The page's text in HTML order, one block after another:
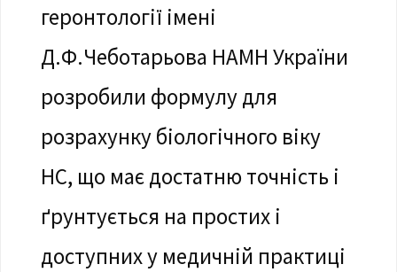
геронтології імені
Д.Ф.Чеботарьова НАМН України
розробили формулу для
розрахунку біологічного віку
НС, що має достатню точність і
ґрунтується на простих і
доступних у медичній практиці